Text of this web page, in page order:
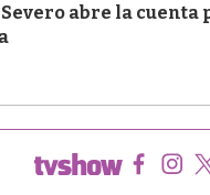
abre la cuenta